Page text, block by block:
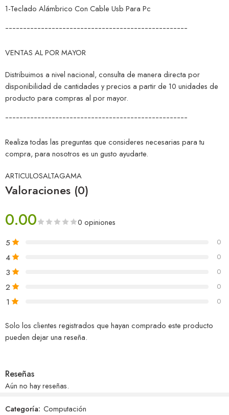
1-Teclado Alámbrico Con Cable Usb Para Pc
¯¯¯¯¯¯¯¯¯¯¯¯¯¯¯¯¯¯¯¯¯¯¯¯¯¯¯¯¯¯¯¯¯¯¯¯¯¯¯¯¯¯¯¯¯¯¯¯¯¯¯
VENTAS AL POR MAYOR
Distribuimos a nivel nacional, consulta de manera directa por
disponibilidad de cantidades y precios a partir de 10 unidades de
producto para compras al por mayor.
¯¯¯¯¯¯¯¯¯¯¯¯¯¯¯¯¯¯¯¯¯¯¯¯¯¯¯¯¯¯¯¯¯¯¯¯¯¯¯¯¯¯¯¯¯¯¯¯¯¯¯
Realiza todas las preguntas que consideres necesarias para tu
compra, para nosotros es un gusto ayudarte.
ARTICULOSALTAGAMA
Valoraciones (0)
0.00 0 opiniones
5 0
4 0
3 0
2 0
1 0
Solo los clientes registrados que hayan comprado este producto
pueden dejar una reseña.
Reseñas
Aún no hay reseñas.
Categoría: Computación